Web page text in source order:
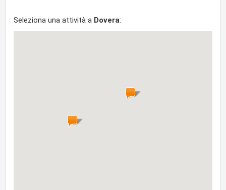
Seleziona una attività a Dovera: